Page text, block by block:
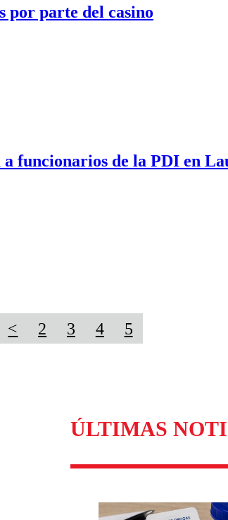
por parte del casino
a funcionarios de la PDI en
< 2 3 4 5
ÚLTIMAS